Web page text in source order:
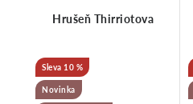
Hrušeň Thirriotova
10 %
Novinka